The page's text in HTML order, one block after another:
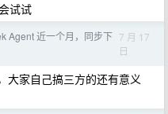
试试
Agent 近一个月，同步下 7 月 17
日
大家自己搞三方的还有意义